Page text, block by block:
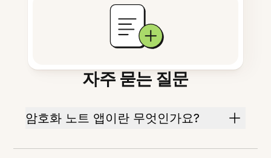
자주 묻는 질문
암호화 노트 앱이란 무엇인가요?